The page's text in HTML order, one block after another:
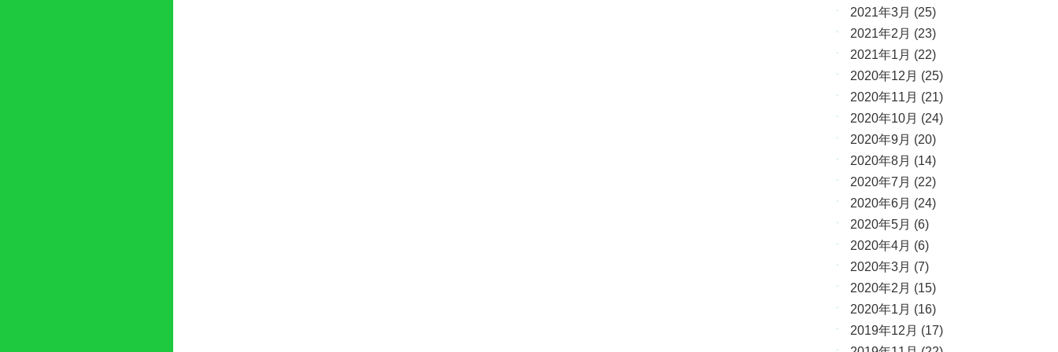
2021年3月 (25)
2021年2月 (23)
2021年1月 (22)
2020年12月 (25)
2020年11月 (21)
2020年10月 (24)
2020年9月 (20)
2020年8月 (14)
2020年7月 (22)
2020年6月 (24)
2020年5月 (6)
2020年4月 (6)
2020年3月 (7)
2020年2月 (15)
2020年1月 (16)
2019年12月 (17)